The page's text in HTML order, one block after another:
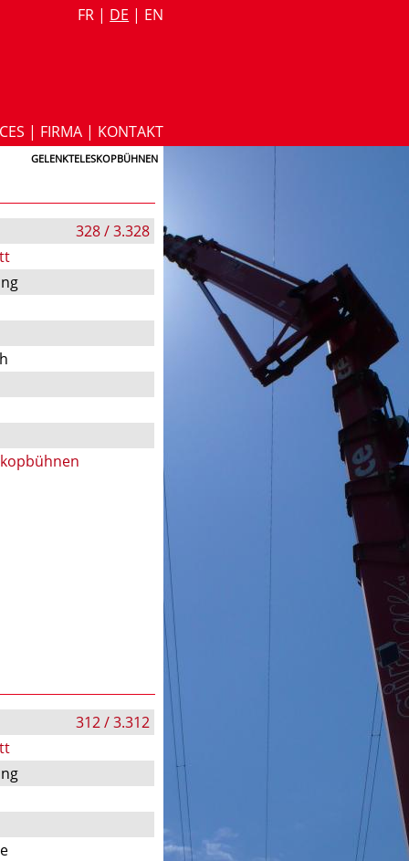
FR | DE | EN
| FIRMA | KONTAKT
GELENKTELESKOPBÜHNEN
328 / 3.328
312 / 3.312